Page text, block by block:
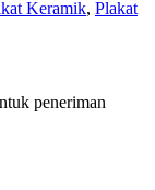
Keramik, Plakat
peneriman